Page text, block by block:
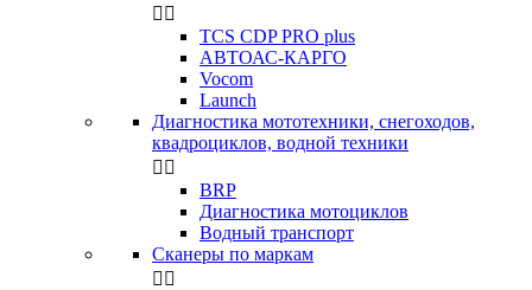
 
TCS CDP PRO plus
АВТОАС-КАРГО
Vocom
Launch
Диагностика мототехники, снегоходов,
квадроциклов, водной техники
 
BRP
Диагностика мотоциклов
Водный транспорт
Сканеры по маркам
 